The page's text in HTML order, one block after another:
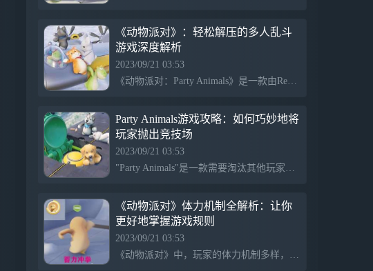
《动物派对》：轻松解压的多人乱斗
游戏深度解析
2023/09/21 03:53
《动物派对：Party Animals》是一款由Recreate Games工作室开发的多人乱斗游戏，具有物理特性的线上多人派对游戏，特色在于轻松的画风和丰富的角色选择，如柯基、兔子、小熊、恐龙等毛茸茸的玩偶风形象。游戏画面精细，动物的毛绒和软绵感独具特色。同时，游戏的配音和背景音乐也十分独特，具有各种口音的中文配音令人觉得新奇有趣。游戏场景丰富多样，包括丛林、火山、潜艇、战机等，增加了游戏的可玩性。
Party Animals游戏攻略：如何巧妙地将
玩家抛出竞技场
2023/09/21 03:53
"Party Animals"是一款需要淘汰其他玩家以获胜的游戏。其中，玩家可以通过按住"I"键不放，同时按"J"键，实现将人扔出去的操作。
《动物派对》体力机制全解析：让你
更好地掌握游戏规则
2023/09/21 03:53
《动物派对》中，玩家的体力机制多样，决定了攻击、冲刺、翻滚等动作的可持续时间。体力消耗与行动类型以及其耗费的强度有关。举例来说，满体力可支持20秒冲刺，持续8秒连续翻滚，或者发射25次连弩。部分行为，如马桶吸吸住人后不加速跑，不额外消耗体力。此外，在无攻击动作、手无拾重物、未挂墙面，且在水面上时，体力恢复时间为3秒。吃了罐头的冒火状态下，体力消耗大减，可使动作持续时间翻倍。